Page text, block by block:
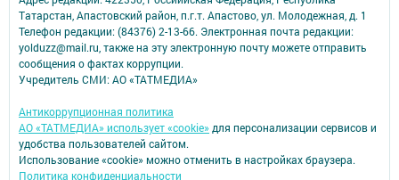
Татарстан, Апастовский район, п.г.т. Апастово, ул. Молодежная, д. 1
Телефон редакции: (84376) 2-13-66. Электронная почта редакции:
yolduzz@mail.ru, также на эту электронную почту можете отправить
сообщения о фактах коррупции.
Учредитель СМИ: АО «ТАТМЕДИА»
Антикоррупционная политика
АО «ТАТМЕДИА» использует «cookie» для персонализации сервисов и
удобства пользователей сайтом.
Использование «cookie» можно отменить в настройках браузера.
Политика конфиденциальности